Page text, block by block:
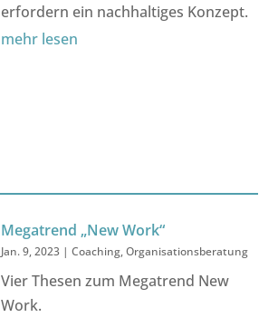
erfordern ein nachhaltiges Konzept.
mehr lesen
Megatrend „New Work“
Jan. 9, 2023 |Coaching,Organisationsberatung
Vier Thesen zum Megatrend New
Work.